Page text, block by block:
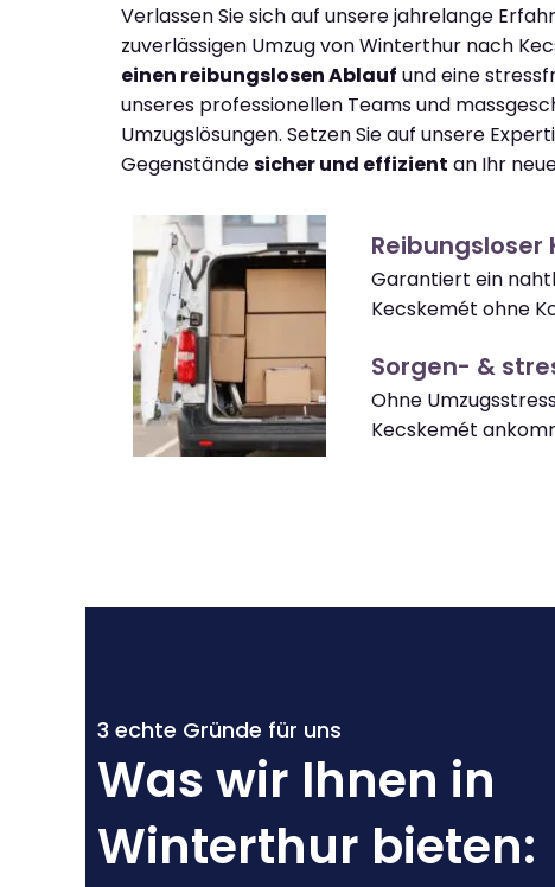
Verlassen Sie sich auf unsere jahrelange
zuverlässigen Umzug von Winterthur nach
einen reibungslosen Ablauf und eine
unseres professionellen Teams und
Umzugslösungen. Setzen Sie auf unsere
Gegenständesicher und effizient an Ihr
Reibungsloser
Garantiert ein
Kecskemét ohne
Sorgen- &
Ohne
Kecskemét
3 echte Gründe für uns
Was wir Ihnen in
Winterthur bieten: